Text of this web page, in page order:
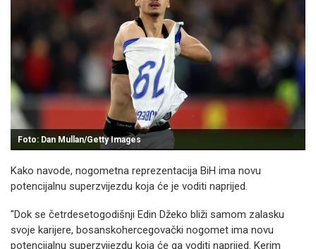
Foto: Dan Mullan/Getty Images
Kako navode, nogometna reprezentacija BiH ima novu
potencijalnu superzvijezdu koja će je voditi naprijed.
"Dok se četrdesetogodišnji Edin Džeko bliži samom zalasku
svoje karijere, bosanskohercegovački nogomet ima novu
potencijalnu superzvijezdu koja će ga voditi naprijed. Kerim